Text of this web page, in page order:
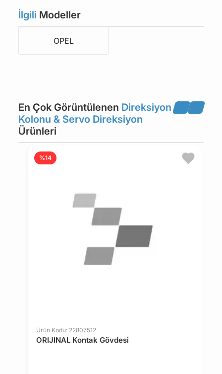
İlgili Modeller
OPEL
En Çok Görüntülenen Direksiyon
Kolonu & Servo Direksiyon
Ürünleri
Ürün Kodu: 22807512
ORIJINAL Kontak Gövdesi
%14